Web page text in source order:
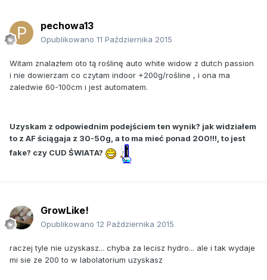
pechowa13
Opublikowano 11 Października 2015
Witam znalazłem oto tą roślinę auto white widow z dutch passion
i nie dowierzam co czytam indoor +200g/rośline , i ona ma
zaledwie 60-100cm i jest automatem.
Uzyskam z odpowiednim podejściem ten wynik? jak widziałem
to z AF ściągaja z 30-50g, a to ma mieć ponad 200!!!, to jest
fake? czy CUD ŚWIATA?
GrowLike!
Opublikowano 12 Października 2015
raczej tyle nie uzyskasz... chyba za lecisz hydro... ale i tak wydaje
mi sie ze 200 to w labolatorium uzyskasz